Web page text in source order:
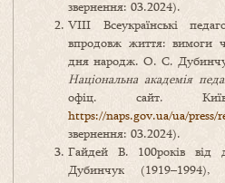
звернення: 03.2024).
VІІІ Всеукраїнські
впродовж життя: вимоги
дня народж. О. С.
Національна академія
офіц. сайт.
https://naps.gov.ua/ua/press/
звернення: 03.2024).
Гайдей В. 100років від
Дубинчук (1919–1994),